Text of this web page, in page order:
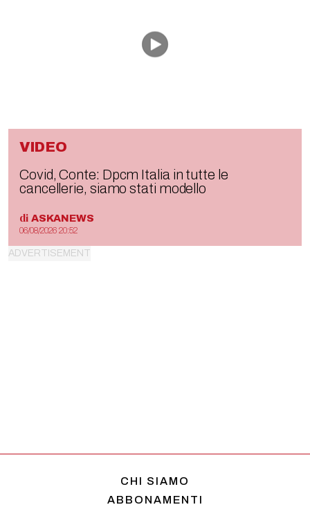
VIDEO
Covid, Conte: Dpcm Italia in tutte le
cancellerie, siamo stati modello
di ASKANEWS
06/08/2026 20:52
CHI SIAMO
ABBONAMENTI